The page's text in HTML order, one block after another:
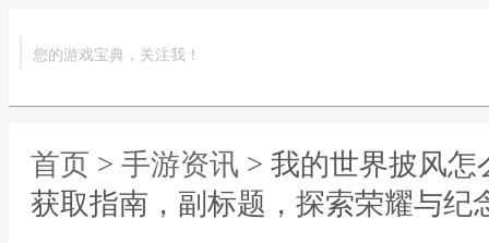
您的游戏宝典，关注我！
首页 > 手游资讯 > 我的世界披风
获取指南，副标题，探索荣耀与纪